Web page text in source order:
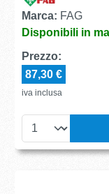
Marca: FAG
Disponibili in
Prezzo:
87,30 €
iva inclusa